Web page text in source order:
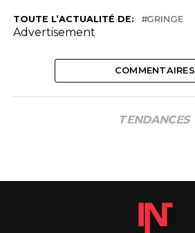
TOUTE L’ACTUALITÉ DE: GRINGE
Advertisement
COMMENTAIRES
TENDANCES